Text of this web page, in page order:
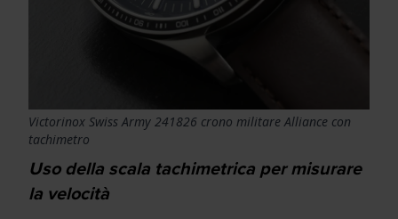
Victorinox Swiss Army 241826 crono militare Alliance con
tachimetro
Uso della scala tachimetrica per misurare
la velocità